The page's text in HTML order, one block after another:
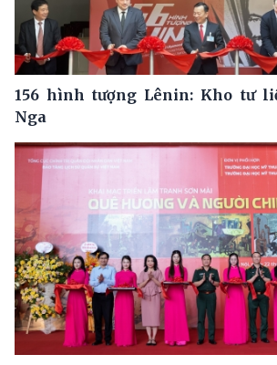
156 hình tượng Lênin: Kho tư
Nga